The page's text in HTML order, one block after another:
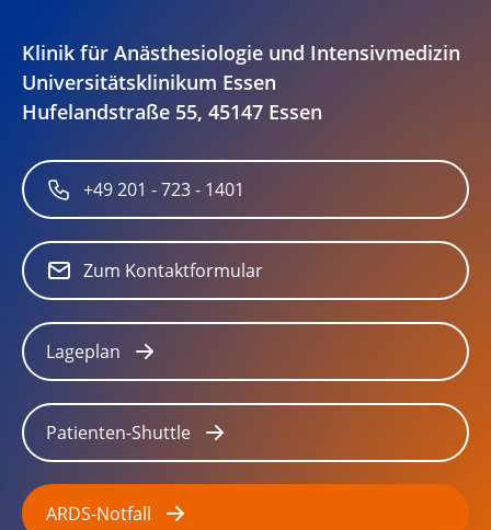
Transösophageale
Echokardiographie (TEE) bei
komplexen Eingriffen oder
Lebertransplantationen,
neurochirurgische Operationen
in sitzender Position,
Operationen am Herzen sowie
zur erweiterten
hämodynamischen Diagnostik
und Kreislauftherapie
Klinik für Anästhesiologie und Intensivmedizin
Universitätsklinikum Essen
Hufelandstraße 55, 45147 Essen
+49 201 - 723 - 1401
Zum Kontaktformular
Lageplan
Patienten-Shuttle
ARDS-Notfall